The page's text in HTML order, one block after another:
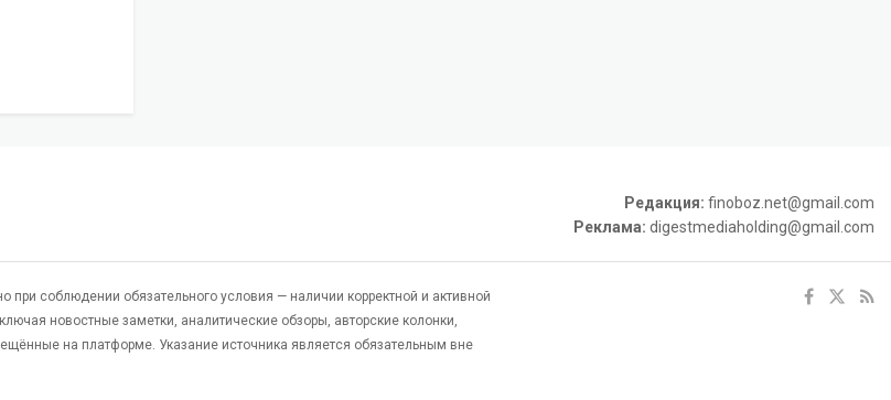
Редакция: finoboz.net@gmail.com
Реклама: digestmediaholding@gmail.com
соблюдении обязательного условия — наличии корректной и активной
новостные заметки, аналитические обзоры, авторские колонки,
на платформе. Указание источника является обязательным вне